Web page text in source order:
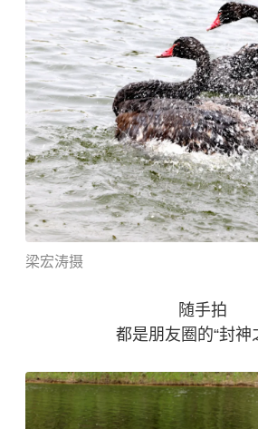
梁宏涛摄
随手拍
都是朋友圈的“封神